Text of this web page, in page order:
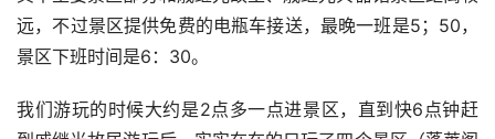
远，不过景区提供免费的电瓶车接送，最晚一班是5；50，
景区下班时间是6：30。
我们游玩的时候大约是2点多一点进景区，直到快6点钟赶